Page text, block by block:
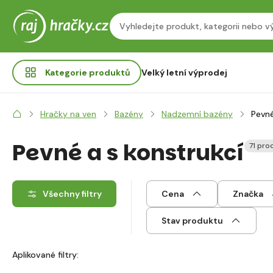
Kategorie produktů Velký letní výprodej
Hračky na ven Bazény Nadzemní bazény
Pevné a s konstrukcí 71
Všechny filtry Cena Značka
Stav produktu
Aplikované filtry: